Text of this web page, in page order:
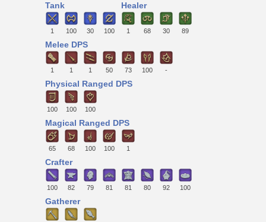
Tank
1 100 30 100
Healer
1 68 30 89
Melee DPS
1 1 1 50 73 100 -
Physical Ranged DPS
100 100 100
Magical Ranged DPS
65 68 100 100 1
Crafter
100 82 79 81 81 80 92 100
Gatherer